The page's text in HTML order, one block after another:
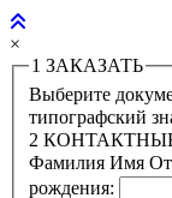
×
1 ЗАКАЗАТЬ
Выберите
типографский
2
Фамилия Имя
рождения: